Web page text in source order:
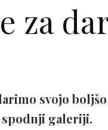
za
svojo boljšo
spodnji galeriji.